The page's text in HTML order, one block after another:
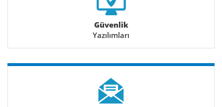
Güvenlik
Yazılımları